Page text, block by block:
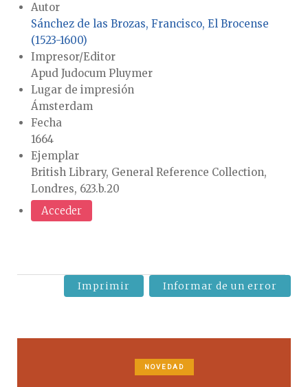
Autor
Sánchez de las Brozas, Francisco, El Brocense
(1523-1600)
Impresor/Editor
Apud Judocum Pluymer
Lugar de impresión
Ámsterdam
Fecha
1664
Ejemplar
British Library, General Reference Collection,
Londres, 623.b.20
Acceder
Imprimir Informar de un error
NOVEDAD